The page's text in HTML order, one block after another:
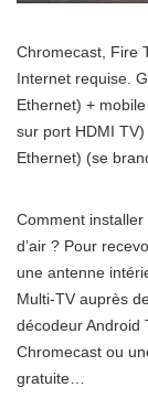
Chromecast, Fire
Internet requise.
Ethernet) +
sur port HDMI
Ethernet) (se
Comment
d’air ? Pour
une antenne
Multi-TV auprès
décodeur Android
Chromecast ou
gratuite…